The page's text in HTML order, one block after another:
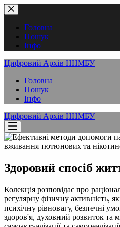
Перейти
до
вмістуГоловна
Пошук
Інфо
Цифровий Архів ННМБУ
Головна
Пошук
Інфо
Цифровий Архів ННМБУ
Здоровий спосіб
Колекція розповідає про
регулярну фізичну активність,
психічну рівновагу, безпечні
здоров'я, духовний розвиток та